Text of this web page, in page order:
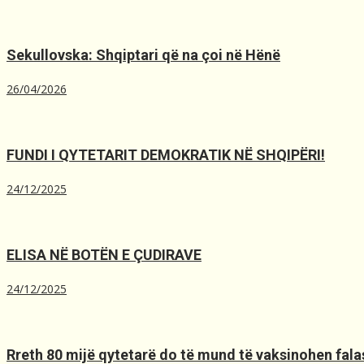
Sekullovska: Shqiptari që na çoi në Hënë
26/04/2026
FUNDI I QYTETARIT DEMOKRATIK NË SHQIPËRI!
24/12/2025
ELISA NË BOTËN E ÇUDIRAVE
24/12/2025
Rreth 80 mijë qytetarë do të mund të vaksinohen